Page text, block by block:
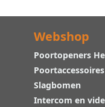
Webshop
Poortopeners
Poortaccessoires
Slagbomen
Intercom en